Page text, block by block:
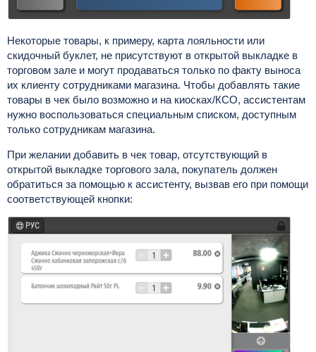
Некоторые товары, к примеру, карта лояльности или
скидочный буклет, не присутствуют в открытой выкладке в
торговом зале и могут продаваться только по факту выноса
их клиенту сотрудниками магазина. Чтобы добавлять такие
товары в чек было возможно и на киосках/КСО, ассистентам
нужно воспользоваться специальным списком, доступным
только сотрудникам магазина.
При желании добавить в чек товар, отсутствующий в
открытой выкладке торгового зала, покупатель должен
обратиться за помощью к ассистенту, вызвав его при помощи
соответствующей кнопки: